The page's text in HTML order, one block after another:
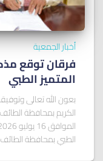
أخبار الجمعية
فرقان توقع
المتميز الطبي
بعون الله تعالى
الطبي بمحافظة